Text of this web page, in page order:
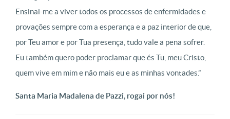
Ensinai-me a viver todos os processos de enfermidades e
provações sempre com a esperança e a paz interior de que,
por Teu amor e por Tua presença, tudo vale a pena sofrer.
Eu também quero poder proclamar que és Tu, meu Cristo,
quem vive em mim e não mais eu e as minhas vontades.”
Santa Maria Madalena de Pazzi, rogai por nós!